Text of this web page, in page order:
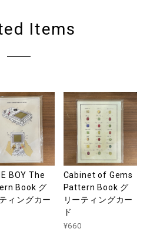
Items
BOY The
Book グ
ィングカー
Cabinet of Gems
Pattern Book グ
リーティングカー
ド
¥660